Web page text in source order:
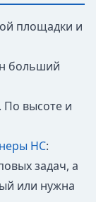
площадки и
больший
По высоте и
HC:
задач, а
или нужна